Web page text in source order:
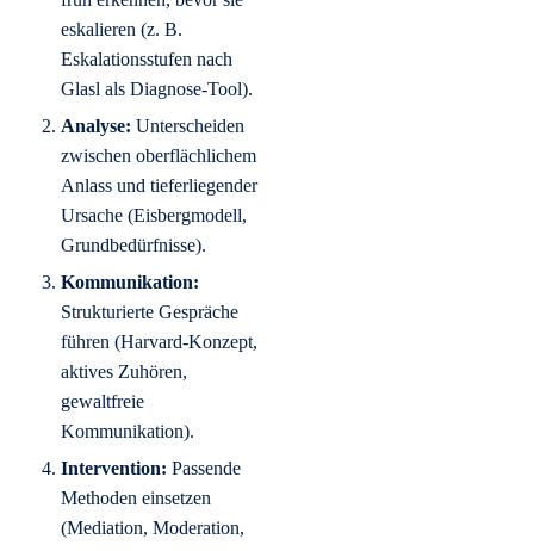
eskalieren (z. B.
Eskalationsstufen nach
Glasl als Diagnose-Tool).
Analyse: Unterscheiden
zwischen oberflächlichem
Anlass und tieferliegender
Ursache (Eisbergmodell,
Grundbedürfnisse).
Kommunikation:
Strukturierte Gespräche
führen (Harvard-Konzept,
aktives Zuhören,
gewaltfreie
Kommunikation).
Intervention: Passende
Methoden einsetzen
(Mediation, Moderation,